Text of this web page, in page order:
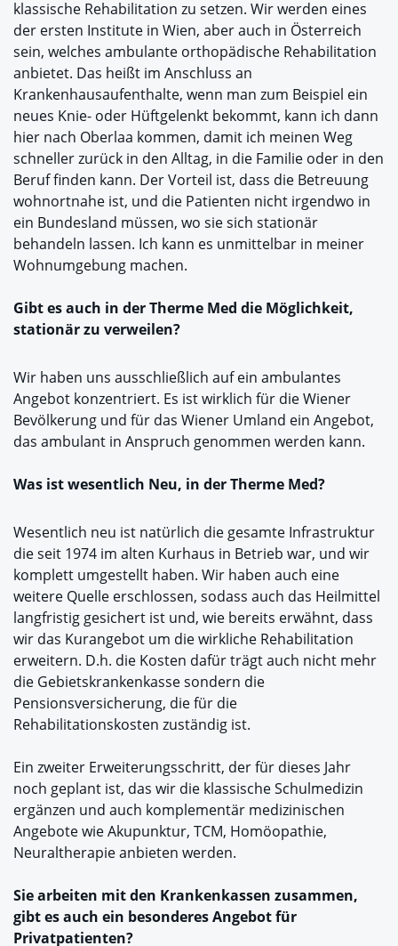
klassische Rehabilitation zu setzen. Wir werden eines
der ersten Institute in Wien, aber auch in Österreich
sein, welches ambulante orthopädische Rehabilitation
anbietet. Das heißt im Anschluss an
Krankenhausaufenthalte, wenn man zum Beispiel ein
neues Knie- oder Hüftgelenkt bekommt, kann ich dann
hier nach Oberlaa kommen, damit ich meinen Weg
schneller zurück in den Alltag, in die Familie oder in den
Beruf finden kann. Der Vorteil ist, dass die Betreuung
wohnortnahe ist, und die Patienten nicht irgendwo in
ein Bundesland müssen, wo sie sich stationär
behandeln lassen. Ich kann es unmittelbar in meiner
Wohnumgebung machen.
Gibt es auch in der Therme Med die Möglichkeit,
stationär zu verweilen?
Wir haben uns ausschließlich auf ein ambulantes
Angebot konzentriert. Es ist wirklich für die Wiener
Bevölkerung und für das Wiener Umland ein Angebot,
das ambulant in Anspruch genommen werden kann.
Was ist wesentlich Neu, in der Therme Med?
Wesentlich neu ist natürlich die gesamte Infrastruktur
die seit 1974 im alten Kurhaus in Betrieb war, und wir
komplett umgestellt haben. Wir haben auch eine
weitere Quelle erschlossen, sodass auch das Heilmittel
langfristig gesichert ist und, wie bereits erwähnt, dass
wir das Kurangebot um die wirkliche Rehabilitation
erweitern. D.h. die Kosten dafür trägt auch nicht mehr
die Gebietskrankenkasse sondern die
Pensionsversicherung, die für die
Rehabilitationskosten zuständig ist.
Ein zweiter Erweiterungsschritt, der für dieses Jahr
noch geplant ist, das wir die klassische Schulmedizin
ergänzen und auch komplementär medizinischen
Angebote wie Akupunktur, TCM, Homöopathie,
Neuraltherapie anbieten werden.
Sie arbeiten mit den Krankenkassen zusammen,
gibt es auch ein besonderes Angebot für
Privatpatienten?